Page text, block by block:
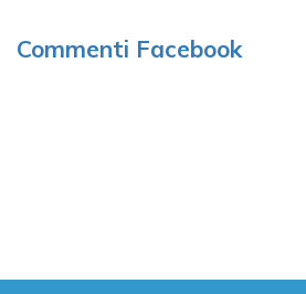
Commenti Facebook